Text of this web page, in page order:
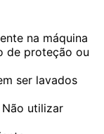
na máquina
de proteção ou
ser lavados
utilizar